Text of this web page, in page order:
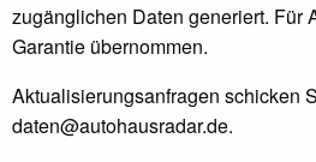
zugänglichen Daten generiert. Für
Garantie übernommen.
Aktualisierungsanfragen schicken
daten@autohausradar.de.